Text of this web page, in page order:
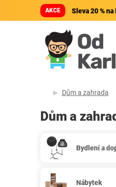
AKCE Sleva 20 %
Dům a zahrada
Dům a
Bydlení a
Nábytek